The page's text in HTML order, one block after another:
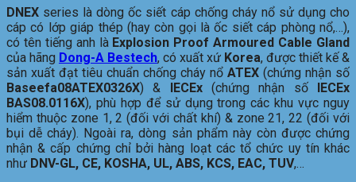
DNEX series là dòng ốc siết cáp chống cháy nổ sử dụng cho
cáp có lớp giáp thép (hay còn gọi là ốc siết cáp phòng nổ,…),
có tên tiếng anh là Explosion Proof Armoured Cable Gland
của hãng Dong-A Bestech, có xuất xứ Korea, được thiết kế &
sản xuất đạt tiêu chuẩn chống cháy nổ ATEX (chứng nhận số
Baseefa08ATEX0326X) & IECEx(chứng nhận số IECEx
BAS08.0116X), phù hợp để sử dụng trong các khu vực nguy
hiểm thuộc zone 1, 2 (đối với chất khí) & zone 21, 22 (đối với
bụi dễ cháy). Ngoài ra, dòng sản phẩm này còn được chứng
nhận & cấp chứng chỉ bởi hàng loạt các tổ chức uy tín khác
như DNV-GL, CE, KOSHA, UL, ABS, KCS, EAC, TUV,…